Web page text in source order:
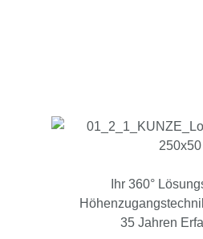
Ihr 360°
35 Jahren